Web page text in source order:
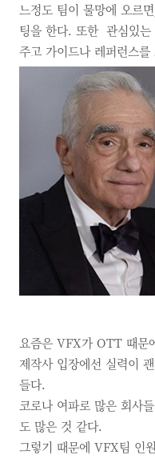
느정도 팀이 물망에 오르
팅을 한다. 또한 관심있
주고 가이드나 레퍼런스
요즘은 VFX가 OTT 때문
제작사 입장에선 실력이
들다.
코로나 여파로 많은 회사
도 많은 것 같다.
그렇기 때문에 VFX팀 인